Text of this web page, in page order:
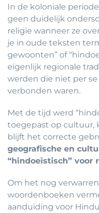
In de koloniale
geen duidelijk
religie wanneer ze
je in oude teksten
gewoonten” of
eigenlijk regionale
werden die niet per
verbonden waren.
Met de tijd werd
toegepast op cultuur,
blijft het correcte
geografische en
“hindoeïstisch”
Om het nog
woordenboeken
aanduiding voor